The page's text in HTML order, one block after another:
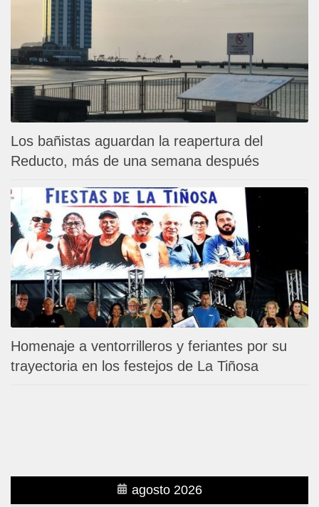
Los bañistas aguardan la reapertura del
Reducto, más de una semana después
Homenaje a ventorrilleros y feriantes por su
trayectoria en los festejos de La Tiñosa
agosto 2026